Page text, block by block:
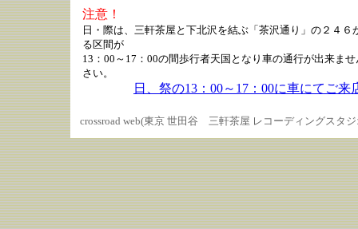
注意！
日・際は、三軒茶屋と下北沢を結ぶ「茶沢通り」の２４
る区間が
13：00～17：00の間歩行者天国となり車の通行が出来ま
さい。
日、祭の13：00～17：00に車にてご来
crossroad web(東京 世田谷 三軒茶屋 レコーディングスタ